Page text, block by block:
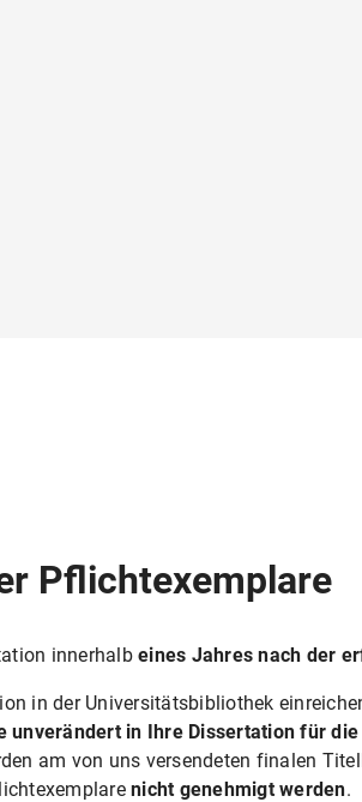
Pflichtexemplare
innerhalbeines Jahres nach der
in der Universitätsbibliothek
unverändert in Ihre Dissertation für
am von uns versendeten finalen
nicht genehmigt werden.